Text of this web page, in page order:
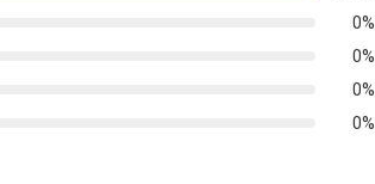
0%
0%
0%
0%